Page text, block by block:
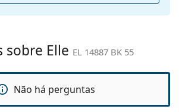
Não
Sim
Sim
sobre Elle EL 14887 BK 55
Não há perguntas